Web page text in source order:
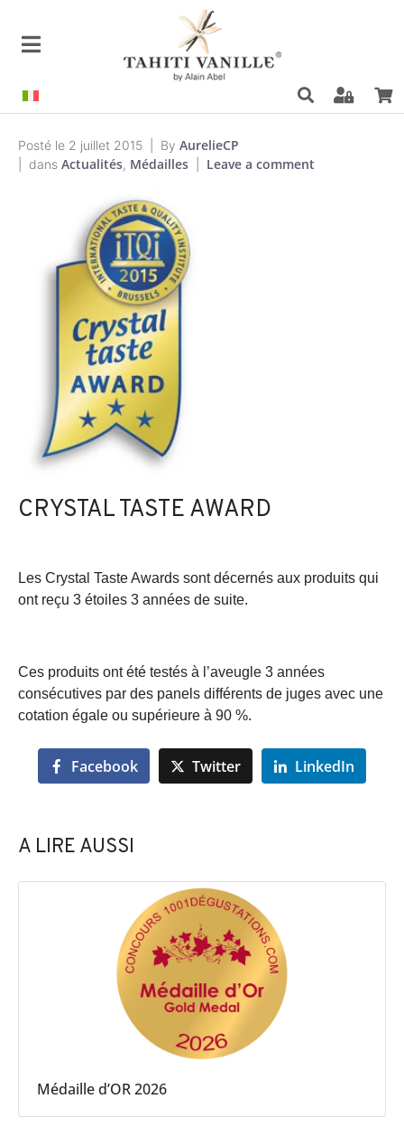
Posté le 2 juillet 2015 By AurelieCP
dans Actualités, Médailles Leave a comment
CRYSTAL TASTE AWARD
Les Crystal Taste Awards sont décernés aux produits qui
ont reçu 3 étoiles 3 années de suite.
Ces produits ont été testés à l’aveugle 3 années
consécutives par des panels différents de juges avec une
cotation égale ou supérieure à 90 %.
Facebook Twitter LinkedIn
A LIRE AUSSI
Médaille d’OR 2026